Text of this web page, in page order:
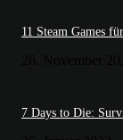
11 Steam Games
7 Days to Die: